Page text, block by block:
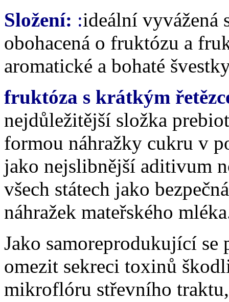
Složení: :ideální vyvážená
obohacená o fruktózu a
aromatické a bohaté
fruktóza s krátkým
nejdůležitější složka
formou náhražky cukru v
jako nejslibnější aditivum
všech státech jako
náhražek mateřského
Jako samoreprodukující
omezit sekreci toxinů
mikroflóru střevního